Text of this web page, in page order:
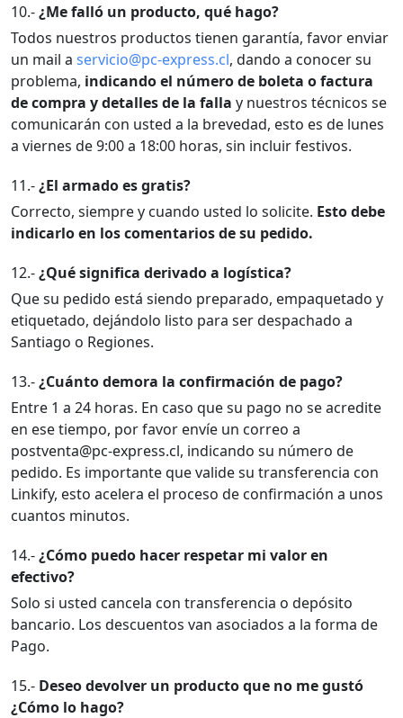
10.-¿Me falló un producto, qué hago?
Todos nuestros productos tienen garantía, favor enviar
un mail a servicio@pc-express.cl, dando a conocer su
problema, indicando el número de boleta o factura
de compra y detalles de la falla y nuestros técnicos se
comunicarán con usted a la brevedad, esto es de lunes
a viernes de 9:00 a 18:00 horas, sin incluir festivos.
11.-¿El armado es gratis?
Correcto, siempre y cuando usted lo solicite. Esto debe
indicarlo en los comentarios de su pedido.
12.-¿Qué significa derivado a logística?
Que su pedido está siendo preparado, empaquetado y
etiquetado, dejándolo listo para ser despachado a
Santiago o Regiones.
13.-¿Cuánto demora la confirmación de pago?
Entre 1 a 24 horas. En caso que su pago no se acredite
en ese tiempo, por favor envíe un correo a
postventa@pc-express.cl, indicando su número de
pedido. Es importante que valide su transferencia con
Linkify, esto acelera el proceso de confirmación a unos
cuantos minutos.
14.-¿Cómo puedo hacer respetar mi valor en
efectivo?
Solo si usted cancela con transferencia o depósito
bancario. Los descuentos van asociados a la forma de
Pago.
15.- Deseo devolver un producto que no me gustó
¿Cómo lo hago?